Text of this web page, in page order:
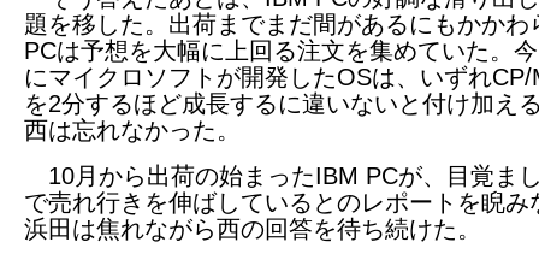
題を移した。出荷までまだ間があるにもかかわ
PCは予想を大幅に上回る注文を集めていた。
にマイクロソフトが開発したOSは、いずれCP/
を2分するほど成長するに違いないと付け加え
西は忘れなかった。
10月から出荷の始まったIBM PCが、目覚ま
で売れ行きを伸ばしているとのレポートを睨み
浜田は焦れながら西の回答を待ち続けた。